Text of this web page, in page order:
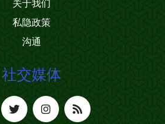
关于我们
私隐政策
沟通
社交媒体